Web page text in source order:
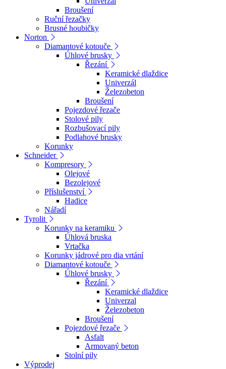
Broušení
Ruční řezačky
Brusné houbičky
Norton
Diamantové kotouče
Úhlové brusky
Řezání
Keramické dlaždice
Univerzál
Železobeton
Broušení
Pojezdové řezače
Stolové pily
Rozbušovací pily
Podlahové brusky
Korunky
Schneider
Kompresory
Olejové
Bezolejové
Příslušenství
Hadice
Nářadí
Tyrolit
Korunky na keramiku
Úhlová bruska
Vrtačka
Korunky jádrové pro dia vrtání
Diamantové kotouče
Úhlové brusky
Řezání
Keramické dlaždice
Univerzal
Železobeton
Broušení
Pojezdové řezače
Asfalt
Armovaný beton
Stolní pily
Výprodej